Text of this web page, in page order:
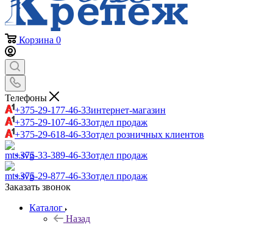
Корзина 0
Телефоны
+375-29-177-46-33интернет-магазин
+375-29-107-46-33отдел продаж
+375-29-618-46-33отдел розничных клиентов
+375-33-389-46-33отдел продаж
+375-29-877-46-33отдел продаж
Заказать звонок
Каталог
Назад